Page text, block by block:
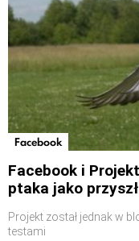
Facebook
Facebook i
ptaka jako
Projekt został jednak w
testami